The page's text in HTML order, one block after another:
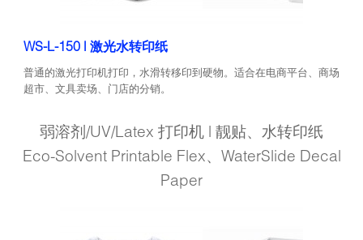
WS-L-150 | 激光水转印纸
普通的激光打印机打印，水滑转移印到硬物。适合在电商平台、商场
超市、文具卖场、门店的分销。
弱溶剂/UV/Latex 打印机 | 靓贴、水转印纸
Eco-Solvent Printable Flex、WaterSlide Decal
Paper